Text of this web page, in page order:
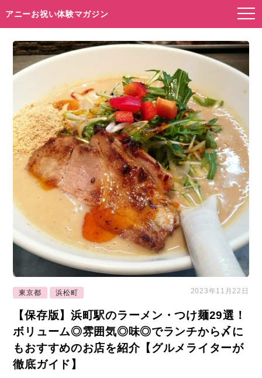
アニーお祝い体験マガジン
東京都 浜松町 2023年11月22日
【保存版】浜町駅のラーメン・つけ麺29選！
ボリューム◎雰囲気◎味◎でランチから〆に
もおすすめのお店を紹介【グルメライターが
徹底ガイド】